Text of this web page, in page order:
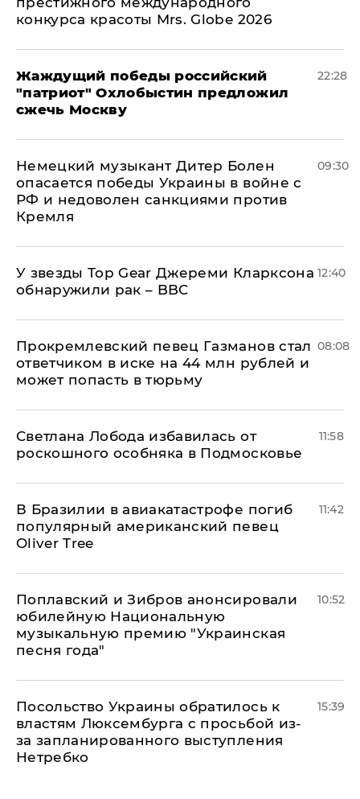
конкурса красоты Mrs. Globe 2026
Жаждущий победы российский
"патриот" Охлобыстин предложил
сжечь Москву
22:28
Немецкий музыкант Дитер Болен
опасается победы Украины в войне с
РФ и недоволен санкциями против
Кремля
09:30
У звезды Top Gear Джереми Кларксона
обнаружили рак – BBC
12:40
Прокремлевский певец Газманов стал
ответчиком в иске на 44 млн рублей и
может попасть в тюрьму
08:08
Светлана Лобода избавилась от
роскошного особняка в Подмосковье
11:58
В Бразилии в авиакатастрофе погиб
популярный американский певец
Oliver Tree
11:42
Поплавский и Зибров анонсировали
юбилейную Национальную
музыкальную премию "Украинская
песня года"
10:52
Посольство Украины обратилось к
властям Люксембурга с просьбой из-
за запланированного выступления
Нетребко
15:39